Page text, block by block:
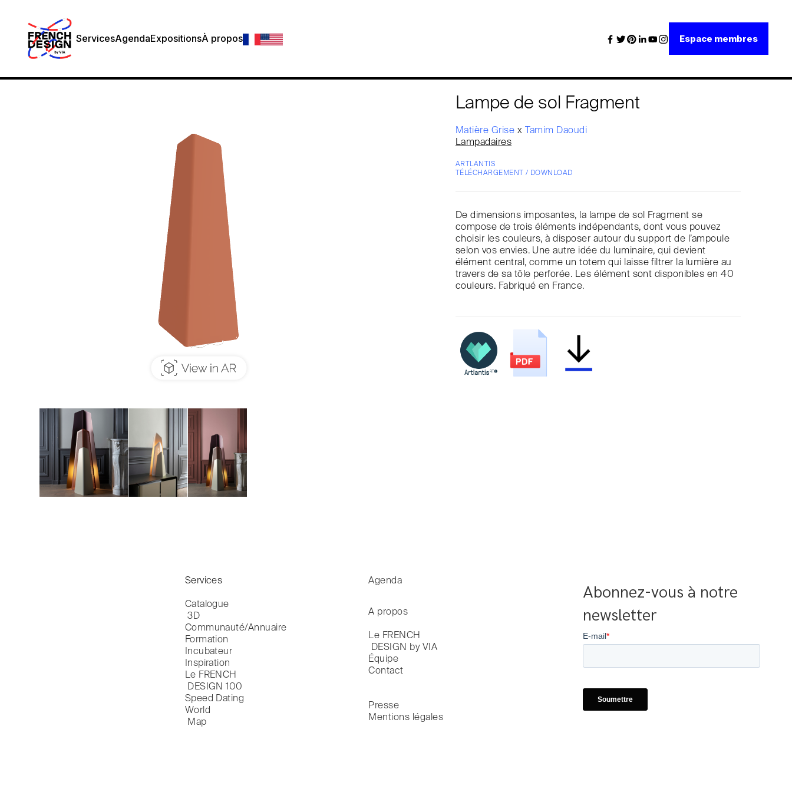
ServicesAgendaExpositionsÀ propos Espace membres
Lampe de sol Fragment
Matière Grise x
Tamim Daoudi
Lampadaires
ARTLANTIS
TÉLÉCHARGEMENT / DOWNLOAD
De dimensions imposantes, la lampe de sol Fragment se
compose de trois éléments indépendants, dont vous pouvez
choisir les couleurs, à disposer autour du support de l’ampoule
selon vos envies. Une autre idée du luminaire, qui devient
élément central, comme un totem qui laisse filtrer la lumière au
travers de sa tôle perforée. Les élément sont disponibles en 40
couleurs. Fabriqué en France.
Abonnez-vous à notre
newsletter
Services
Catalogue
3D
Communauté/Annuaire
Formation
Incubateur
Inspiration
Le FRENCH
DESIGN 100
Speed Dating
World
Map
Agenda
A propos
Le FRENCH
DESIGN by VIA
Équipe
Contact
Presse
Mentions légales